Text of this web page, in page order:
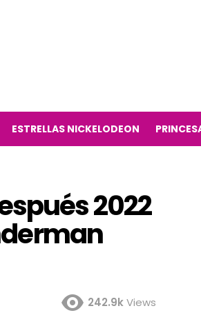
ESTRELLAS NICKELODEON
2022
242.9kViews